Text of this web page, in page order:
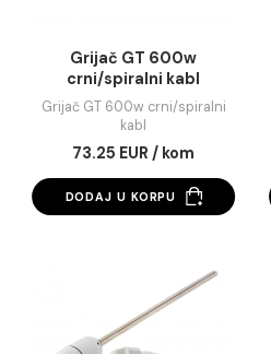
Grijač GT 600w
crni/spiralni kabl
Grijač GT 600w crni/spiralni
kabl